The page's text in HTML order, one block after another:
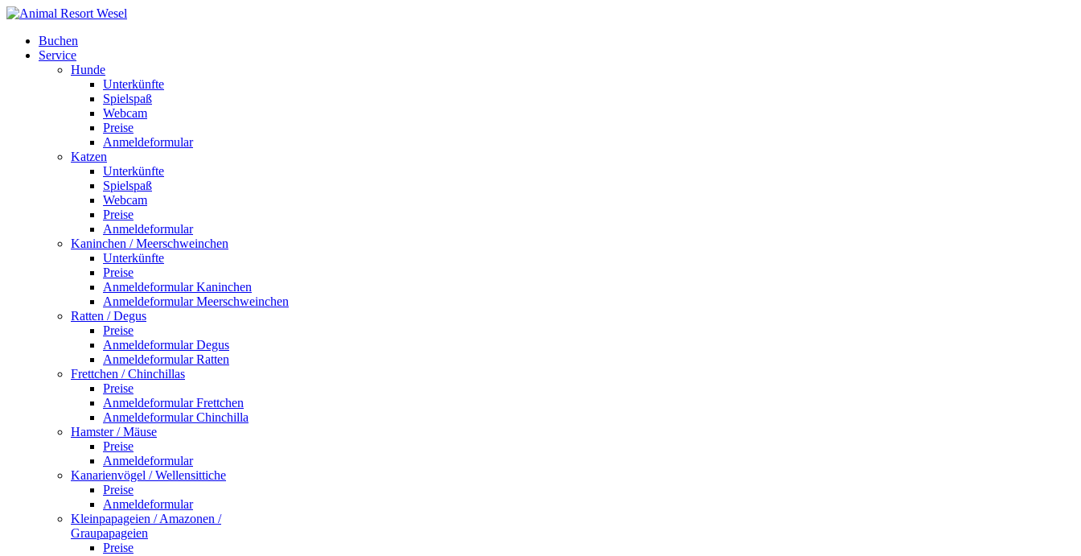
Buchen
Service
Hunde
Unterkünfte
Spielspaß
Webcam
Preise
Anmeldeformular
Katzen
Unterkünfte
Spielspaß
Webcam
Preise
Anmeldeformular
Kaninchen / Meerschweinchen
Unterkünfte
Preise
Anmeldeformular Kaninchen
Anmeldeformular Meerschweinchen
Ratten / Degus
Preise
Anmeldeformular Degus
Anmeldeformular Ratten
Frettchen / Chinchillas
Preise
Anmeldeformular Frettchen
Anmeldeformular Chinchilla
Hamster / Mäuse
Preise
Anmeldeformular
Kanarienvögel / Wellensittiche
Preise
Anmeldeformular
Kleinpapageien / Amazonen /
Graupapageien
Preise